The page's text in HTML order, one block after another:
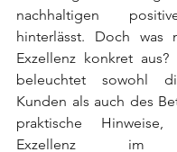
nachhaltigen
hinterlässt. Doch was
Exzellenz konkret
beleuchtet sowohl
Kunden als auch des
praktische
Exzellenz im